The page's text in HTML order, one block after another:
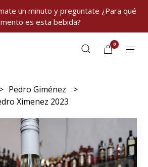
un minuto y preguntate ¿Para qué
es esta bebida?
0
Pedro Giménez
Ximenez 2023